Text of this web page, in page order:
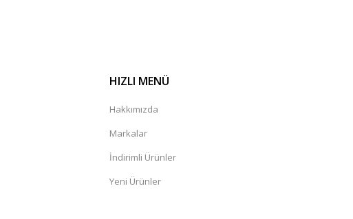
HIZLI MENÜ
Hakkımızda
Markalar
İndirimli Ürünler
Yeni Ürünler